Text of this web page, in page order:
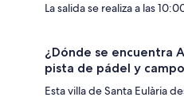
La salida se realiza a las
¿Dónde se encuentra
pista de pádel y
Esta villa de Santa Eulària